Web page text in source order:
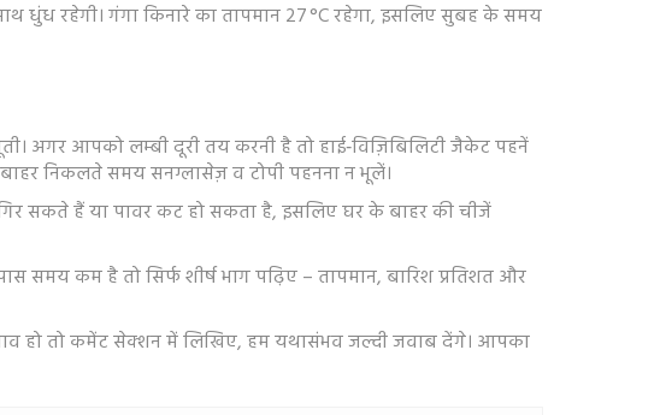
धुंध रहेगी। गंगा किनारे का तापमान 27 °C रहेगा, इसलिए सुबह के समय
अगर आपको लम्बी दूरी तय करनी है तो हाई‑विज़िबिलिटी जैकेट पहनें
निकलते समय सनग्लासेज़ व टोपी पहनना न भूलें।
सकते हैं या पावर कट हो सकता है, इसलिए घर के बाहर की चीजें
कम है तो सिर्फ शीर्ष भाग पढ़िए – तापमान, बारिश प्रतिशत और
हो तो कमेंट सेक्शन में लिखिए, हम यथासंभव जल्दी जवाब देंगे। आपका